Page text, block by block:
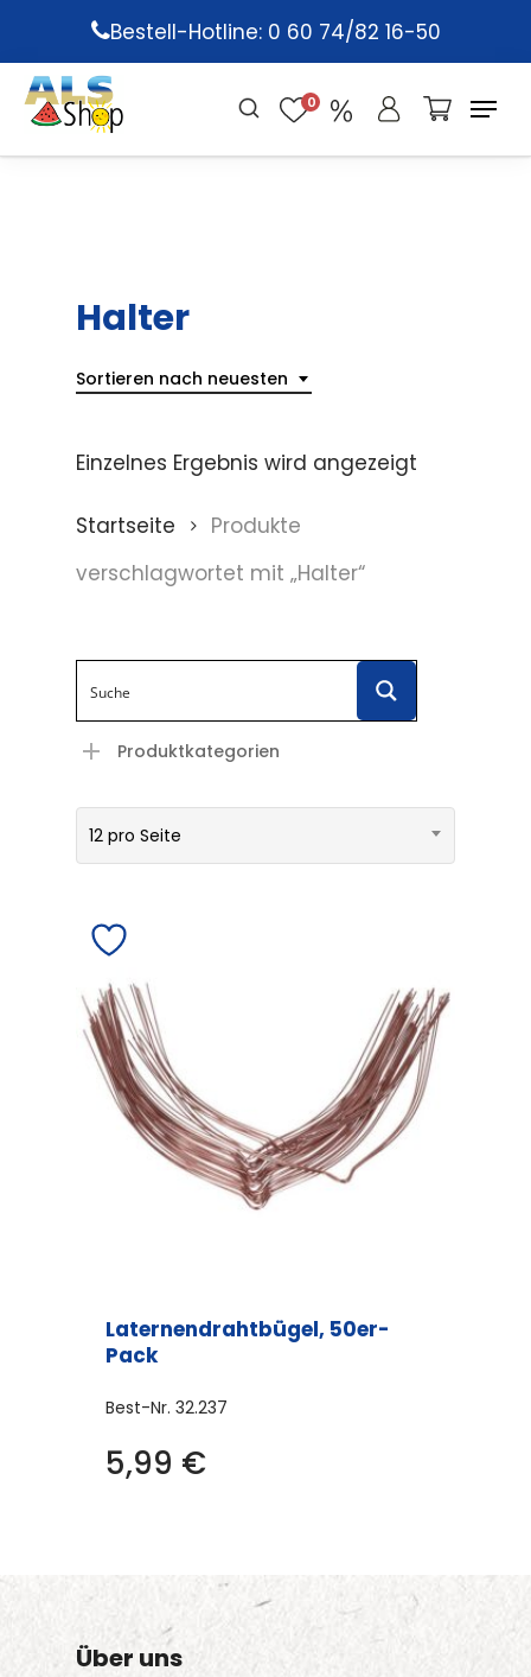
main
content
Bestell-Hotline: 0 60 74/82 16-50
0
Halter
Sortieren nach neuesten
Einzelnes Ergebnis wird angezeigt
Startseite
Produkte
verschlagwortet mit „Halter“
Produktkategorien
12 pro Seite
Laternendrahtbügel, 50er-
Pack
Best-Nr. 32.237
5,99 €
Über uns